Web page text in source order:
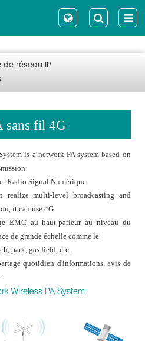
de réseau IP
sans fil 4G
is a network PA system based on
Radio Signal Numérique.
realize multi-level broadcasting and
it can use 4G
EMC au haut-parleur au niveau du
de grande échelle comme le
park, gas field, etc.
quotidien d'informations, avis de